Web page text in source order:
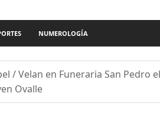
NUMEROLOGÍA
/Velan en Funeraria San Pedro el
Ovalle